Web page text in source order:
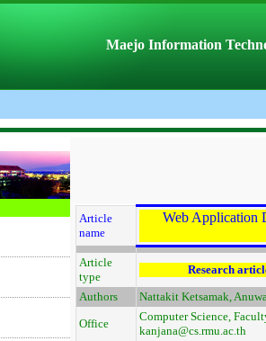
Maejo Information
Article
name
Web Application
Article
type
Research
Authors
Nattakit Ketsamak,
Office
Computer Science,
kanjana@cs.rmu.ac.th